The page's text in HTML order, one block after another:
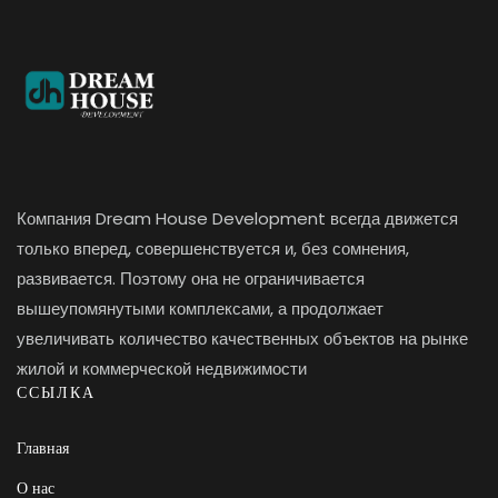
Компания Dream House Development всегда движется
только вперед, совершенствуется и, без сомнения,
развивается. Поэтому она не ограничивается
вышеупомянутыми комплексами, а продолжает
увеличивать количество качественных объектов на рынке
жилой и коммерческой недвижимости
ССЫЛКА
Главная
О нас